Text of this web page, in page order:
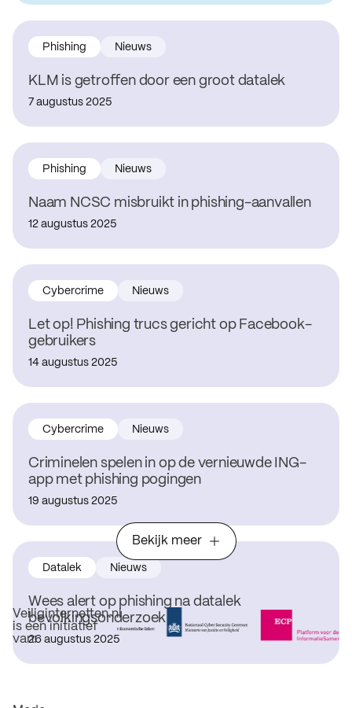
KLM is getroffen door een groot datalek
Phishing Nieuws
7 augustus 2025
Naam NCSC misbruikt in phishing-aanvallen
Phishing Nieuws
12 augustus 2025
Let op! Phishing trucs gericht op Facebook-
gebruikers
Cybercrime Nieuws
14 augustus 2025
Criminelen spelen in op de vernieuwde ING-
app met phishing pogingen
Cybercrime Nieuws
19 augustus 2025
Wees alert op phishing na datalek
bevolkingsonderzoek
Datalek Nieuws
26 augustus 2025
Bekijk meer
Veiliginternetten.nl
is een initiatief
van: